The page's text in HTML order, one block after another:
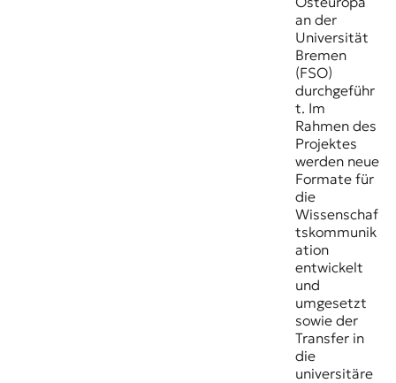
an der
Universität
Bremen
(FSO)
durchgeführ
t. Im
Rahmen des
Projektes
werden neue
Formate für
die
Wissenschaf
tskommunik
ation
entwickelt
und
umgesetzt
sowie der
Transfer in
die
universitäre